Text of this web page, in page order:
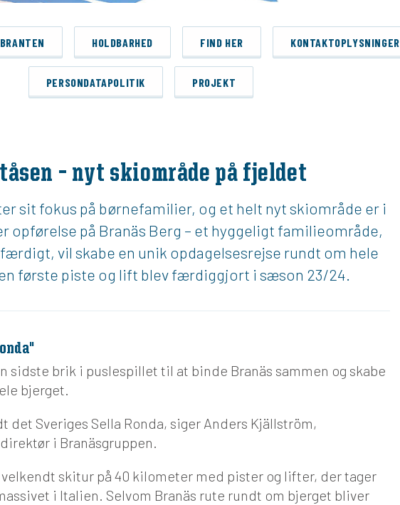
HOLDBARHED FIND HER KONTAKTOPLYSNINGER
PERSONDATAPOLITIK PROJEKT
– nyt skiområde på fjeldet
sit fokus på børnefamilier, og et helt nyt skiområde er i
opførelse på Branäs Berg – et hyggeligt familieområde,
vil skabe en unik opdagelsesrejse rundt om hele
første piste og lift blev færdiggjort i sæson 23/24.
sidste brik i puslespillet til at binde Branäs sammen og skabe
bjerget.
det Sveriges Sella Ronda, siger Anders Kjällström,
i Branäsgruppen.
velkendt skitur på 40 kilometer med pister og lifter, der tager
i Italien. Selvom Branäs rute rundt om bjerget bliver